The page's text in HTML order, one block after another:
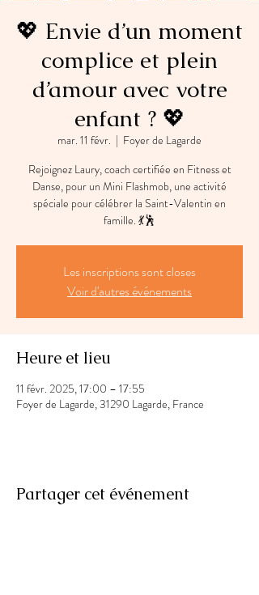
💖 Envie d’un moment
complice et plein
d’amour avec votre
enfant ? 💖
mar. 11 févr.
  |
Foyer de Lagarde
Rejoignez Laury, coach certifiée en Fitness et
Danse, pour un Mini Flashmob, une activité
spéciale pour célébrer la Saint-Valentin en
famille. 💃🕺
Les inscriptions sont closes
Voir d'autres événements
Heure et lieu
11 févr. 2025, 17:00 – 17:55
Foyer de Lagarde, 31290 Lagarde, France
Partager cet événement